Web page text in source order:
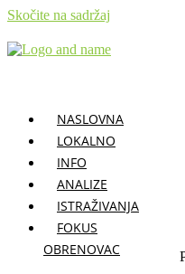
Skočite na sadržaj
NASLOVNA
LOKALNO
INFO
ANALIZE
ISTRAŽIVANJA
FOKUS
OBRENOVAC